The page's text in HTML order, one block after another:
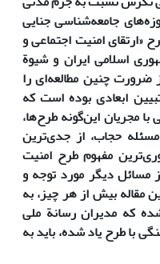
جامعه‌شناسی جنایی
«ارتقای امنیت اجتماعی و
اسلامی ایران و شیوة
ضرورت چنین مطالعه‌ای را
ابعادی بوده است که
مجریان این‌گونه طرح‌ها،
حجاب، از جدی‌ترین
مفهوم طرح امنیت
مسائل دیگر مورد توجه و
مقاله بیش از هر چیز، به
که مدیران رسانة ملی
با طرح یاد شده، باید به